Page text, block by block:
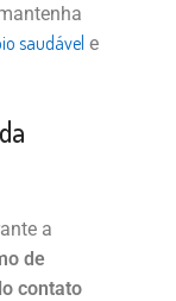
saudável e
a
de
contato